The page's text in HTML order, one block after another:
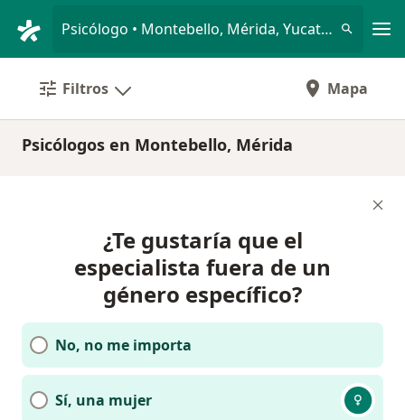
Psicólogo • Montebello, Mérida, Yucatán
Filtros Mapa
Psicólogos en Montebello, Mérida
¿Te gustaría que el
especialista fuera de un
género específico?
No, no me importa
Sí, una mujer